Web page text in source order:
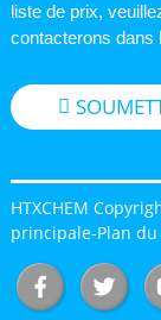
liste de prix,
contacterons dans
HTXCHEM
principale-Plan